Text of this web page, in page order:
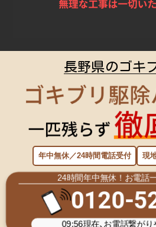
長野県のゴキ
年中無休／24時間電話受付 現
24時間年中無休！お電話
0120-
09:56現在､お電話繋がり